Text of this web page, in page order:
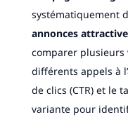
systématiquement
annonces
comparer plusieurs
différents appels à
de clics (CTR) et le
variante pour